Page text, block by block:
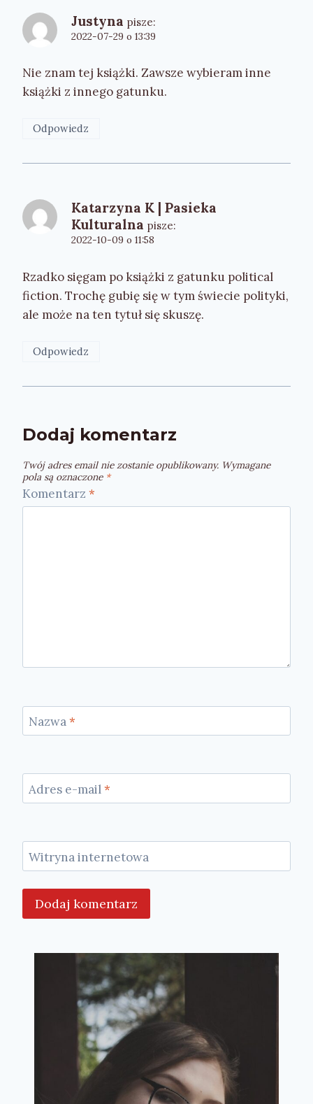
Justyna pisze:
2022-07-29 o 13:39
Nie znam tej książki. Zawsze wybieram inne
książki z innego gatunku.
Odpowiedz
Katarzyna K | Pasieka
Kulturalna pisze:
2022-10-09 o 11:58
Rzadko sięgam po książki z gatunku political
fiction. Trochę gubię się w tym świecie polityki,
ale może na ten tytuł się skuszę.
Odpowiedz
Dodaj komentarz
Twój adres email nie zostanie opublikowany. Wymagane
pola są oznaczone *
Komentarz *
Nazwa*
Adres e-mail*
Witryna internetowa